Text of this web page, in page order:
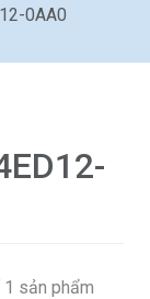
0AA0
sản phẩm